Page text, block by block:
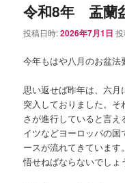
令和8年 盂蘭
投稿日時:2026年7月1日
今年もはや八月のお盆法
思い返せば昨年は、六
突入しておりました。
さが進行していると言
イツなどヨーロッパの
ースが流れてきていま
悟せねばならないでしょ